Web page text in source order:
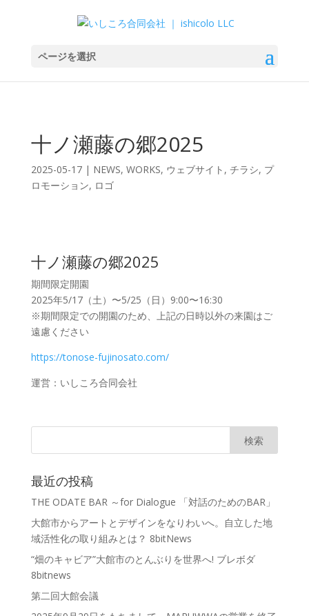
ページを選択
十ノ瀬藤の郷2025
2025-05-17| NEWS, WORKS, ウェブサイト , チラシ, プ
ロモーション, ロゴ
十ノ瀬藤の郷2025
期間限定開園
2025年5/17（土）〜5/25（日）9:00〜16:30
※期間限定での開園のため、上記の日時以外の来園はご
遠慮ください
https://tonose-fujinosato.com/
運営：いしころ合同会社
最近の投稿
THE ODATE BAR ～for Dialogue 「対話のためのBAR」
大館市からアートとデザインをなりわいへ。自立した地
域活性化の取り組みとは？ 8bitNews
“畑のキャビア”大館市のとんぶりを世界へ! ブレボダ
8bitnews
第二回大館会議